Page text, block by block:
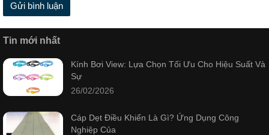
Gửi bình luận
Tin mới nhất
Kính Bơi View: Lựa Chọn Tối Ưu Cho Hiệu Suất Và
Sự
26/02/2026
Cáp Dẹt Điều Khiển Là Gì? Ứng Dụng Công
Nghiệp Của